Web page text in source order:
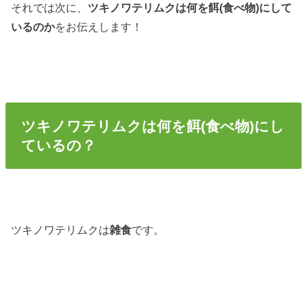
それでは次に、 ツキノワテリムクは何を餌(食べ物)にして
いるのかをお伝えします！
ツキノワテリムクは何を餌(食べ物)にし
ているの？
ツキノワテリムクは雑食です。